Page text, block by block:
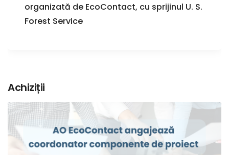
organizată de EcoContact, cu sprijinul U. S.
Forest Service
Achiziții